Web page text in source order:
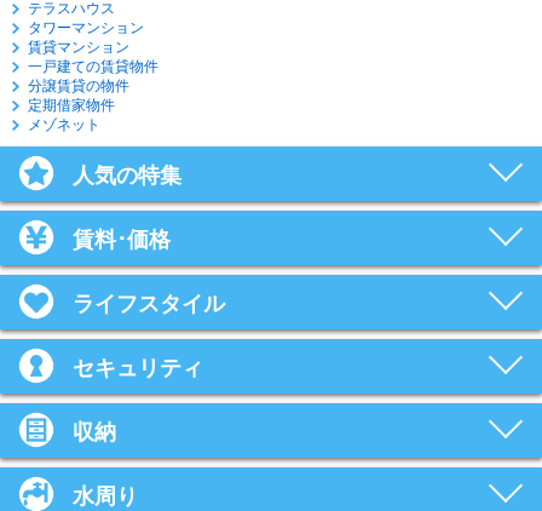
テラスハウス
タワーマンション
賃貸マンション
一戸建ての賃貸物件
分譲賃貸の物件
定期借家物件
メゾネット
人気の特集
賃料･価格
ライフスタイル
セキュリティ
収納
水周り